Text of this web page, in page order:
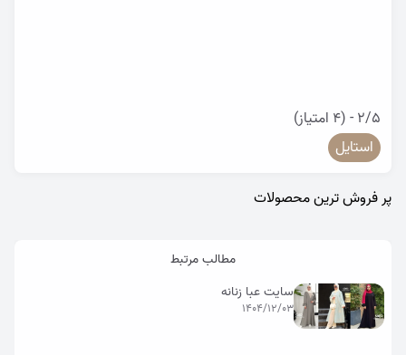
2/5 - (4 امتیاز)
استایل
پر فروش ترین محصولات
مطالب مرتبط
سایت عبا زنانه
1404/12/03